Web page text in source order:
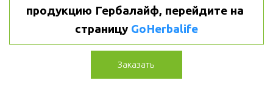
продукцию Гербалайф, перейдите на
страницу GoHerbalife
Заказать